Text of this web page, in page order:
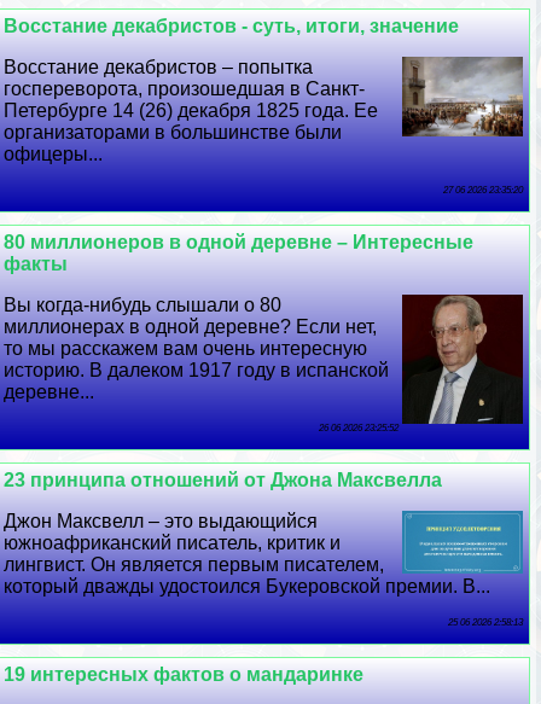
Восстание декабристов - суть, итоги, значение
Восстание декабристов – попытка
госпереворота, произошедшая в Санкт-
Петербурге 14 (26) декабря 1825 года. Ее
организаторами в большинстве были
офицеры...
27 06 2026 23:35:20
80 миллионеров в одной деревне – Интересные
факты
Вы когда-нибудь слышали о 80
миллионерах в одной деревне? Если нет,
то мы расскажем вам очень интересную
историю. В далеком 1917 году в испанской
деревне...
26 06 2026 23:25:52
23 принципа отношений от Джона Максвелла
Джон Максвелл – это выдающийся
южноафриканский писатель, критик и
лингвист. Он является первым писателем,
который дважды удостоился Букеровской премии. В...
25 06 2026 2:58:13
19 интересных фактов о мaндаринке